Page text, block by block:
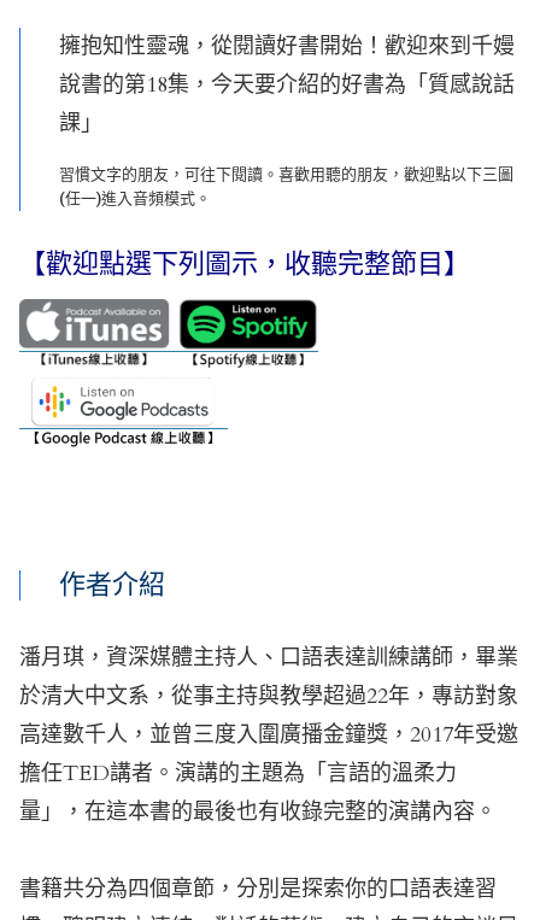
擁抱知性靈魂，從閱讀好書開始！歡迎來到千嫚
說書的第18集，今天要介紹的好書為「質感說話
課」
習慣文字的朋友，可往下閱讀。喜歡用聽的朋友，歡迎點以下三圖
(任一)進入音頻模式。
【歡迎點選下列圖示，收聽完整節目】
作者介紹
潘月琪，資深媒體主持人、口語表達訓練講師，畢業
於清大中文系，從事主持與教學超過22年，專訪對象
高達數千人，並曾三度入圍廣播金鐘獎，2017年受邀
擔任TED講者。演講的主題為「言語的溫柔力
量」，在這本書的最後也有收錄完整的演講內容。
書籍共分為四個章節，分別是探索你的口語表達習